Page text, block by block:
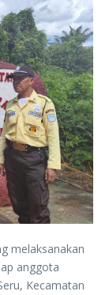
melaksanakan
anggota
Kecamatan